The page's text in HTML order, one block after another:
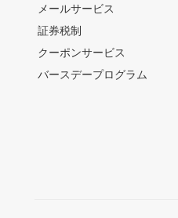
メールサービス
証券税制
クーポンサービス
バースデープログラム